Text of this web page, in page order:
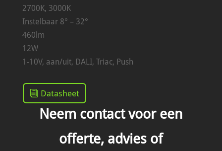
2700K, 3000K
Instelbaar 8° – 32°
460lm
12W
1-10V, aan/uit, DALI, Triac, Push
Datasheet
Neem contact voor een
offerte, advies of